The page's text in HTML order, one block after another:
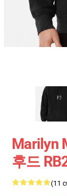
Marilyn
후드
(11